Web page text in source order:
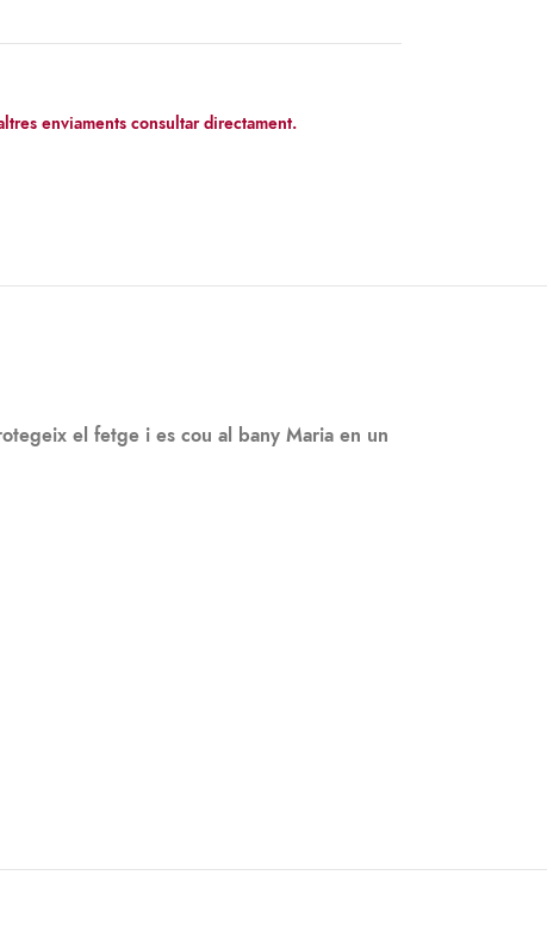
enviaments consultar directament.
el fetge i es cou al bany Maria en un